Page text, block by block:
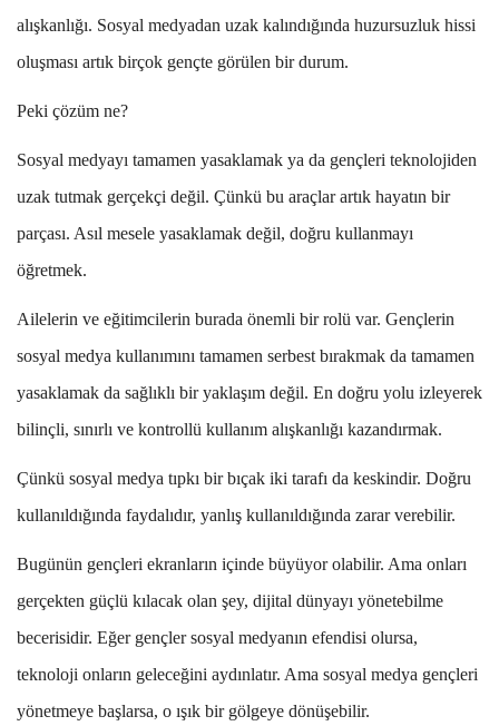
alışkanlığı. Sosyal medyadan uzak kalındığında huzursuzluk hissi
oluşması artık birçok gençte görülen bir durum.
Peki çözüm ne?
Sosyal medyayı tamamen yasaklamak ya da gençleri teknolojiden
uzak tutmak gerçekçi değil. Çünkü bu araçlar artık hayatın bir
parçası. Asıl mesele yasaklamak değil, doğru kullanmayı
öğretmek.
Ailelerin ve eğitimcilerin burada önemli bir rolü var. Gençlerin
sosyal medya kullanımını tamamen serbest bırakmak da tamamen
yasaklamak da sağlıklı bir yaklaşım değil. En doğru yolu izleyerek
bilinçli, sınırlı ve kontrollü kullanım alışkanlığı kazandırmak.
Çünkü sosyal medya tıpkı bir bıçak iki tarafı da keskindir. Doğru
kullanıldığında faydalıdır, yanlış kullanıldığında zarar verebilir.
Bugünün gençleri ekranların içinde büyüyor olabilir. Ama onları
gerçekten güçlü kılacak olan şey, dijital dünyayı yönetebilme
becerisidir. Eğer gençler sosyal medyanın efendisi olursa,
teknoloji onların geleceğini aydınlatır. Ama sosyal medya gençleri
yönetmeye başlarsa, o ışık bir gölgeye dönüşebilir.